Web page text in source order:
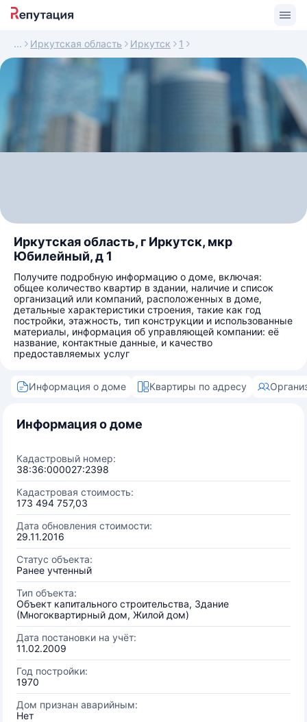
Иркутская область Иркутск 1
Иркутская область, г Иркутск, мкр
Юбилейный, д 1
Получите подробную информацию о доме, включая:
общее количество квартир в здании, наличие и список
организаций или компаний, расположенных в доме,
детальные характеристики строения, такие как год
постройки, этажность, тип конструкции и использованные
материалы, информация об управляющей компании: её
название, контактные данные, и качество
предоставляемых услуг
Информация о доме Квартиры по адресу
Информация о доме
Кадастровый номер:
38:36:000027:2398
Кадастровая стоимость:
173 494 757,03
Дата обновления стоимости:
29.11.2016
Статус объекта:
Ранее учтенный
Тип объекта:
Объект капитального строительства, Здание
(Многоквартирный дом, Жилой дом)
Дата постановки на учёт:
11.02.2009
Год постройки:
1970
Дом признан аварийным:
Нет